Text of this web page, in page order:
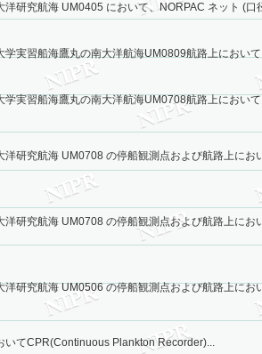
洋研究航海 UM0405 において、NORPAC ネット (口
学実習船海鷹丸の南大洋航海UM0809航路上におい
学実習船海鷹丸の南大洋航海UM0708航路上におい
洋研究航海 UM0708 の停船観測点および航路上にお
洋研究航海 UM0708 の停船観測点および航路上にお
洋研究航海 UM0506 の停船観測点および航路上にお
いてCPR(Continuous Plankton Recorder)...